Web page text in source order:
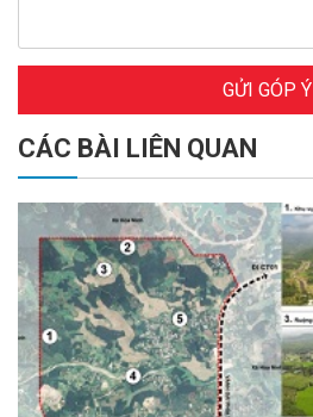
GỬI GÓP Ý
CÁC BÀI LIÊN QUAN